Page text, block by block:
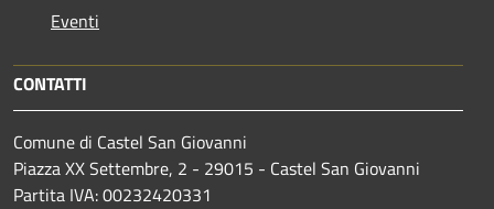
Eventi
CONTATTI
Comune di Castel San Giovanni
Piazza XX Settembre, 2 - 29015 - Castel San Giovanni
Partita IVA: 00232420331